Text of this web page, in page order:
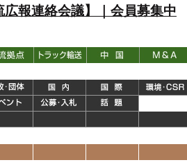
報連絡会議】｜会員募集中